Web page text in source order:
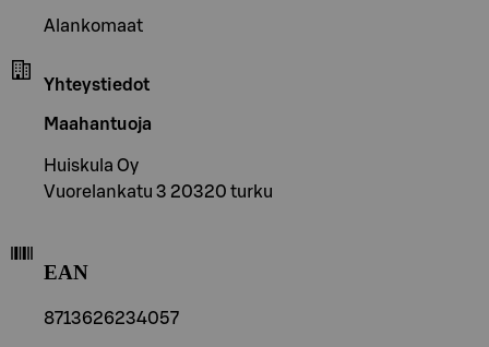
Alankomaat
Yhteystiedot
Maahantuoja
Huiskula Oy
Vuorelankatu 3 20320 turku
EAN
8713626234057